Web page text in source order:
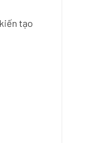
tạo